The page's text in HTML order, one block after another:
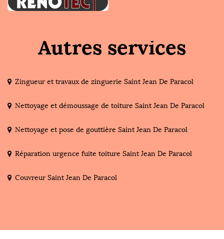
Autres services
Zingueur et travaux de zinguerie Saint Jean De Paracol
Nettoyage et démoussage de toiture Saint Jean De Paracol
Nettoyage et pose de gouttière Saint Jean De Paracol
Réparation urgence fuite toiture Saint Jean De Paracol
Couvreur Saint Jean De Paracol